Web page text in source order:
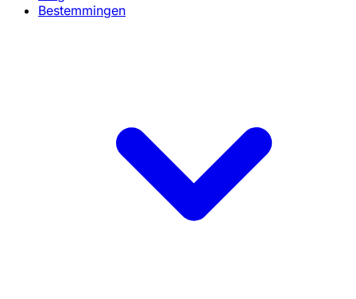
Bestemmingen